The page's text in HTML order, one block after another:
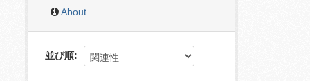
About
並び順